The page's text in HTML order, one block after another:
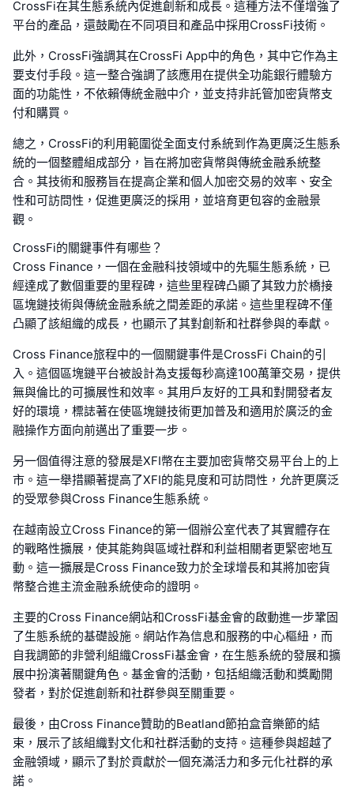
CrossFi在其生態系統內促進創新和成長。這種方法不僅增強了
平台的產品，還鼓勵在不同項目和產品中採用CrossFi技術。
此外，CrossFi強調其在CrossFi App中的角色，其中它作為主
要支付手段。這一整合強調了該應用在提供全功能銀行體驗方
面的功能性，不依賴傳統金融中介，並支持非託管加密貨幣支
付和購買。
總之，CrossFi的利用範圍從全面支付系統到作為更廣泛生態系
統的一個整體組成部分，旨在將加密貨幣與傳統金融系統整
合。其技術和服務旨在提高企業和個人加密交易的效率、安全
性和可訪問性，促進更廣泛的採用，並培育更包容的金融景
觀。
CrossFi的關鍵事件有哪些？
Cross Finance，一個在金融科技領域中的先驅生態系統，已
經達成了數個重要的里程碑，這些里程碑凸顯了其致力於橋接
區塊鏈技術與傳統金融系統之間差距的承諾。這些里程碑不僅
凸顯了該組織的成長，也顯示了其對創新和社群參與的奉獻。
Cross Finance旅程中的一個關鍵事件是CrossFi Chain的引
入。這個區塊鏈平台被設計為支援每秒高達100萬筆交易，提供
無與倫比的可擴展性和效率。其用戶友好的工具和對開發者友
好的環境，標誌著在使區塊鏈技術更加普及和適用於廣泛的金
融操作方面向前邁出了重要一步。
另一個值得注意的發展是XFI幣在主要加密貨幣交易平台上的上
市。這一舉措顯著提高了XFI的能見度和可訪問性，允許更廣泛
的受眾參與Cross Finance生態系統。
在越南設立Cross Finance的第一個辦公室代表了其實體存在
的戰略性擴展，使其能夠與區域社群和利益相關者更緊密地互
動。這一擴展是Cross Finance致力於全球增長和其將加密貨
幣整合進主流金融系統使命的證明。
主要的Cross Finance網站和CrossFi基金會的啟動進一步鞏固
了生態系統的基礎設施。網站作為信息和服務的中心樞紐，而
自我調節的非營利組織CrossFi基金會，在生態系統的發展和擴
展中扮演著關鍵角色。基金會的活動，包括組織活動和獎勵開
發者，對於促進創新和社群參與至關重要。
最後，由Cross Finance贊助的Beatland節拍盒音樂節的結
束，展示了該組織對文化和社群活動的支持。這種參與超越了
金融領域，顯示了對於貢獻於一個充滿活力和多元化社群的承
諾。